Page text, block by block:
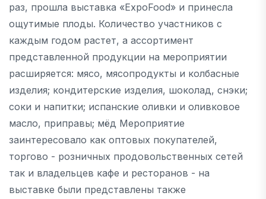
раз, прошла выставка «ExpoFood» и принесла
ощутимые плоды. Количество участников с
каждым годом растет, а ассортимент
представленной продукции на мероприятии
расширяется: мясо, мясопродукты и колбасные
изделия; кондитерские изделия, шоколад, снэки;
соки и напитки; испанские оливки и оливковое
масло, приправы; мёд Мероприятие
заинтересовало как оптовых покупателей,
торгово - розничных продовольственных сетей
так и владельцев кафе и ресторанов - на
выставке были представлены также